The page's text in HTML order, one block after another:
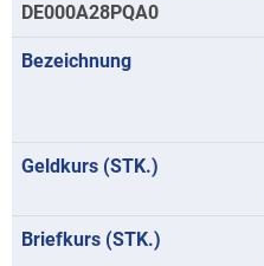
DE000A28PQA0